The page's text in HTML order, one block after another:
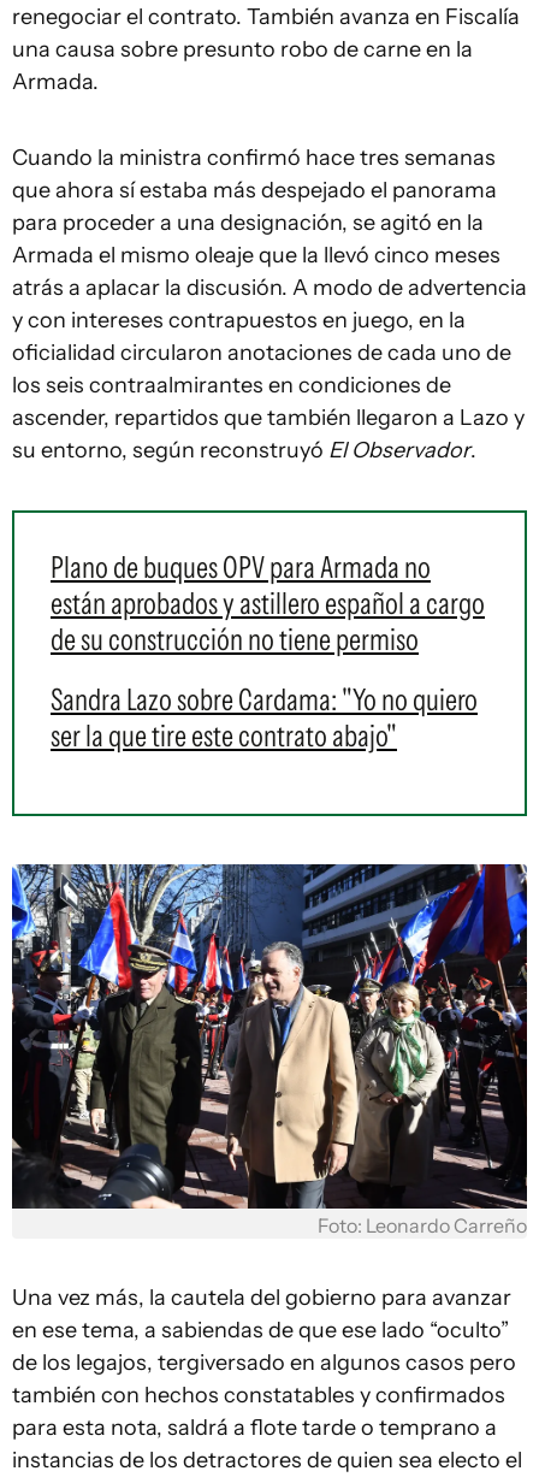
renegociar el contrato. También avanza en Fiscalía
una causa sobre presunto robo de carne en la
Armada.
Cuando la ministra confirmó hace tres semanas
que ahora sí estaba más despejado el panorama
para proceder a una designación, se agitó en la
Armada el mismo oleaje que la llevó cinco meses
atrás a aplacar la discusión. A modo de advertencia
y con intereses contrapuestos en juego, en la
oficialidad circularon anotaciones de cada uno de
los seis contraalmirantes en condiciones de
ascender, repartidos que también llegaron a Lazo y
su entorno, según reconstruyó El Observador.
Plano de buques OPV para Armada no
están aprobados y astillero español a cargo
de su construcción no tiene permiso
Sandra Lazo sobre Cardama: "Yo no quiero
ser la que tire este contrato abajo"
Foto: Leonardo Carreño
Una vez más, la cautela del gobierno para avanzar
en ese tema, a sabiendas de que ese lado “oculto”
de los legajos, tergiversado en algunos casos pero
también con hechos constatables y confirmados
para esta nota, saldrá a flote tarde o temprano a
instancias de los detractores de quien sea electo el